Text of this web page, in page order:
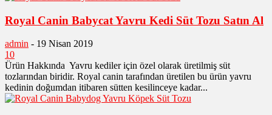
Royal Canin Babycat Yavru Kedi Süt Tozu Satın Al
admin - 19 Nisan 2019
10
Ürün Hakkında Yavru kediler için özel olarak üretilmiş süt
tozlarından biridir. Royal canin tarafından üretilen bu ürün yavru
kedinin doğumdan itibaren sütten kesilinceye kadar...